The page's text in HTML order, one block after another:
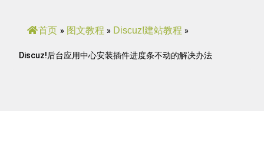
首页 » 图文教程 » Discuz!建站教程 »
Discuz!后台应用中心安装插件进度条不动的解决办法